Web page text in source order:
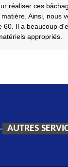
réaliser ces
Ainsi, nous
60. Il a beaucoup
appropriés.
AUTRES